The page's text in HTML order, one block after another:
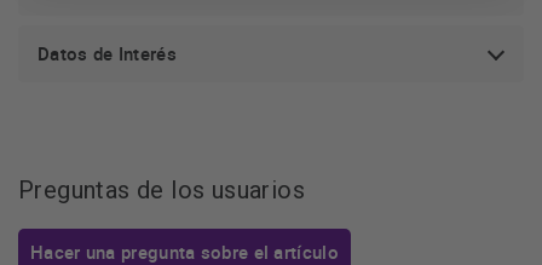
Datos de Interés
Preguntas de los usuarios
Hacer una pregunta sobre el artículo